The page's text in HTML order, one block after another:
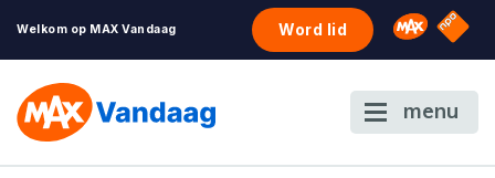
Welkom op MAX Vandaag Word lid Omroep
NPO
menu